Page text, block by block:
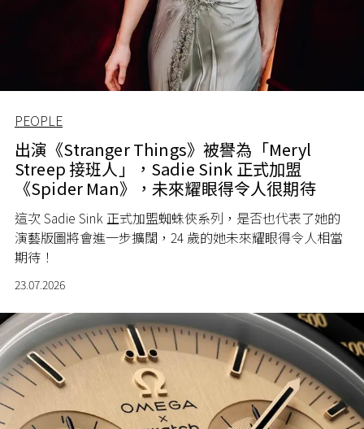
PEOPLE
出演《Stranger Things》被譽為「Meryl
Streep 接班人」，Sadie Sink 正式加盟
《Spider Man》，未來耀眼得令人很期待
這次 Sadie Sink 正式加盟蜘蛛俠系列，是否也代表了她的
演藝版圖將會進一步擴闊，24 歲的她未來耀眼得令人相當
期待！
23.07.2026